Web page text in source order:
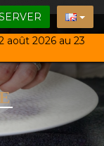
2026 au 23